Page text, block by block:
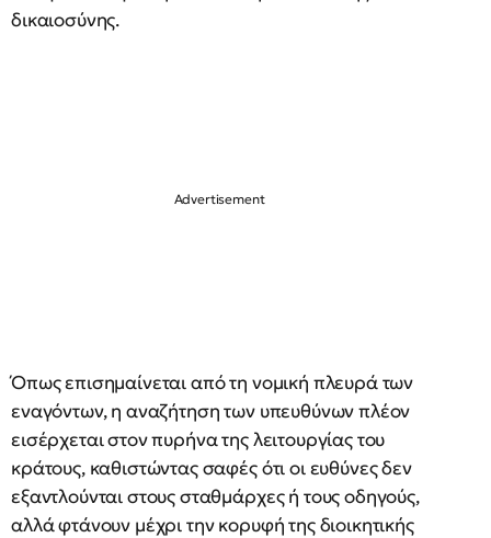
δικαιοσύνης.
Όπως επισημαίνεται από τη νομική πλευρά των
εναγόντων, η αναζήτηση των υπευθύνων πλέον
εισέρχεται στον πυρήνα της λειτουργίας του
κράτους, καθιστώντας σαφές ότι οι ευθύνες δεν
εξαντλούνται στους σταθμάρχες ή τους οδηγούς,
αλλά φτάνουν μέχρι την κορυφή της διοικητικής